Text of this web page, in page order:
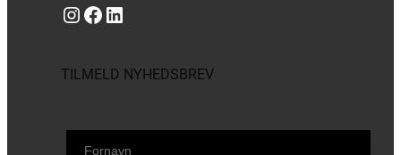
Instagram https://www.facebook.com/danishbeachvolleytour LinkedIn
TILMELD NYHEDSBREV